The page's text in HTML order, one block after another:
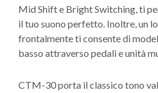
Mid Shift e Bright Switching, ti
il tuo suono perfetto. Inoltre, un
frontalmente ti consente di
basso attraverso pedali e unità
CTM-30 porta il classico tono